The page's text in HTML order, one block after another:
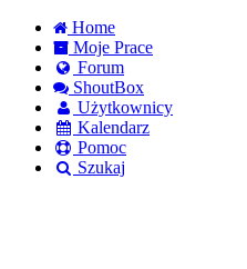
Home
Moje Prace
Forum
ShoutBox
Użytkownicy
Kalendarz
Pomoc
Szukaj